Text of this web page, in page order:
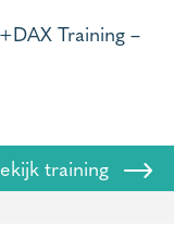
Training –
training